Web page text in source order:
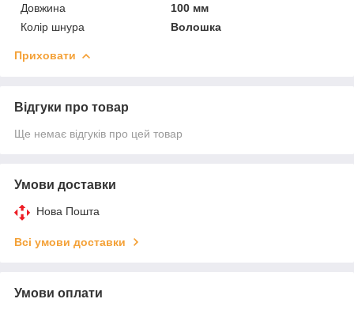
Довжина
100 мм
Колір шнура
Волошка
Приховати
Відгуки про товар
Ще немає відгуків про цей товар
Умови доставки
Нова Пошта
Всі умови доставки
Умови оплати